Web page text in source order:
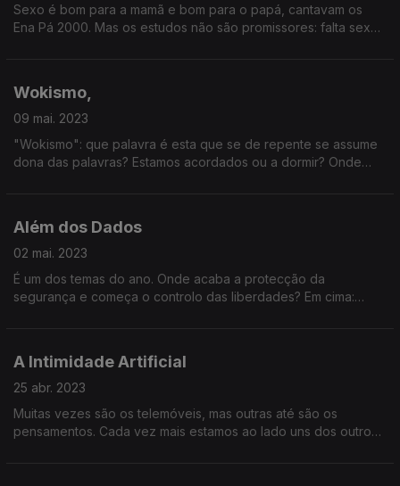
Sexo é bom para a mamã e bom para o papá, cantavam os
Ena Pá 2000. Mas os estudos não são promissores: falta sexo
Wokismo,
09 mai. 2023
"Wokismo": que palavra é esta que se de repente se assume
dona das palavras? Estamos acordados ou a dormir? Onde
Além dos Dados
02 mai. 2023
É um dos temas do ano. Onde acaba a protecção da
segurança e começa o controlo das liberdades? Em cima:
A Intimidade Artificial
25 abr. 2023
Muitas vezes são os telemóveis, mas outras até são os
pensamentos. Cada vez mais estamos ao lado uns dos outros